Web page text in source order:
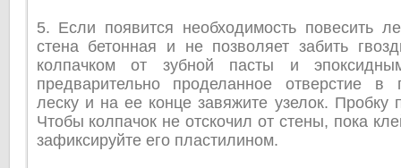
5. Если появится необходимость повесить
стена бетонная и не позволяет забить
колпачком от зубной пасты и
предварительно проделанное отверстие в
леску и на ее конце завяжите узелок. Пробку
Чтобы колпачок не отскочил от стены, пока
зафиксируйте его пластилином.